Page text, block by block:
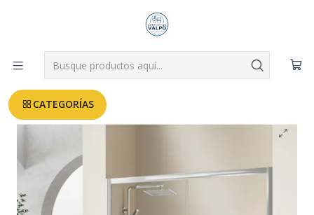
CATEGORÍAS
Despachos a todo Valparaíso, Viña, Quilpué y Villa Alemana desde
Leer más
Inicio MAMPARAS
MAMPARA CORREDERA FRONTAL 140-160X180